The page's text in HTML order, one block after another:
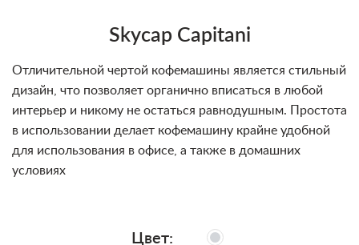
Skycap Capitani
Отличительной чертой кофемашины является стильный
дизайн, что позволяет органично вписаться в любой
интерьер и никому не остаться равнодушным. Простота
в использовании делает кофемашину крайне удобной
для использования в офисе, а также в домашних
условиях
Цвет:
Условия